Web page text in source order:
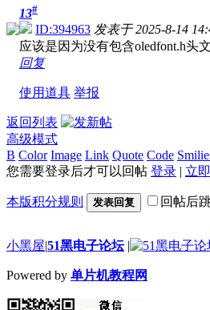
13#
ID:394963 发表于 2025-8-14
应该是因为没有包含oledfont.h头
回复
使用道具 举报
返回列表
高级模式
B Color Image Link Quote Code
您需要登录后才可以回帖 登录 | 立
本版积分规则 发表回复 回帖后
小黑屋|51黑电子论坛 |
Powered by 单片机教程网